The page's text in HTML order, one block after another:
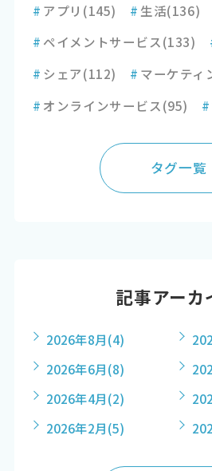
# アプリ (145) # 生活(136)
# ペイメントサービス(133)
# シェア(112) # マーケティ
# オンラインサービス(95) #
タグ一覧
記事アーカ
2026年8月(4)
2026年6月(8)
2026年4月(2)
2026年2月(5)